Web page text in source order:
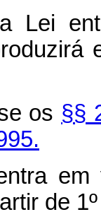
Lei
os §§
de